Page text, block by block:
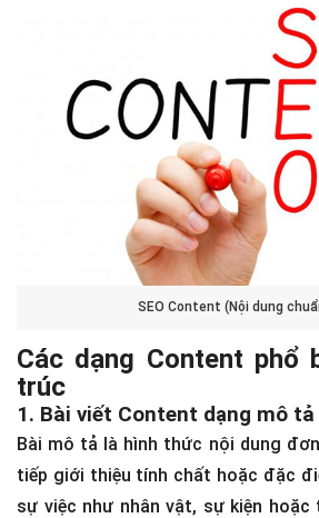
SEO Content (Nội dung
Các dạng Content phổ
trúc
1. Bài viết Content dạng mô tả
Bài mô tả là hình thức nội dung
tiếp giới thiệu tính chất hoặc đặc
sự việc như nhân vật, sự kiện